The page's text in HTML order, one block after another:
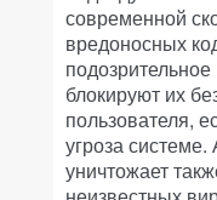
современной
вредоносных
блокируют их
пользователя,
угроза
уничтожает